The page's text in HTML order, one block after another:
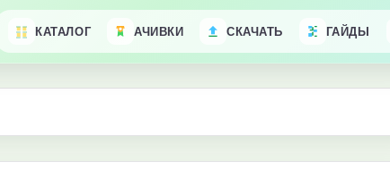
КАТАЛОГ АЧИВКИ СКАЧАТЬ ГАЙДЫ